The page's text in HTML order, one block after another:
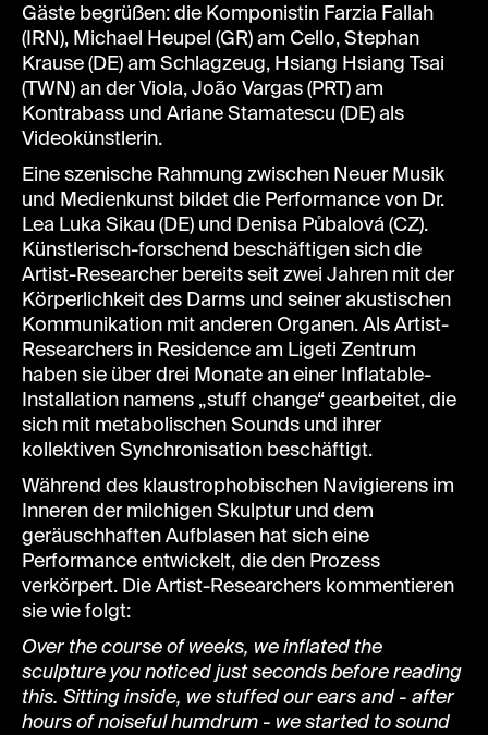
Gäste begrüßen: die Komponistin Farzia Fallah
(IRN), Michael Heupel (GR) am Cello, Stephan
Krause (DE) am Schlagzeug, Hsiang Hsiang Tsai
(TWN) an der Viola, João Vargas (PRT) am
Kontrabass und Ariane Stamatescu (DE) als
Videokünstlerin.
Eine szenische Rahmung zwischen Neuer Musik
und Medienkunst bildet die Performance von Dr.
Lea Luka Sikau (DE) und Denisa Půbalová (CZ).
Künstlerisch-forschend beschäftigen sich die
Artist-Researcher bereits seit zwei Jahren mit der
Körperlichkeit des Darms und seiner akustischen
Kommunikation mit anderen Organen. Als Artist-
Researchers in Residence am Ligeti Zentrum
haben sie über drei Monate an einer Inflatable-
Installation namens „stuff change“ gearbeitet, die
sich mit metabolischen Sounds und ihrer
kollektiven Synchronisation beschäftigt.
Während des klaustrophobischen Navigierens im
Inneren der milchigen Skulptur und dem
geräuschhaften Aufblasen hat sich eine
Performance entwickelt, die den Prozess
verkörpert. Die Artist-Researchers kommentieren
sie wie folgt:
Over the course of weeks, we inflated the
sculpture you noticed just seconds before reading
this. Sitting inside, we stuffed our ears and - after
hours of noiseful humdrum - we started to sound